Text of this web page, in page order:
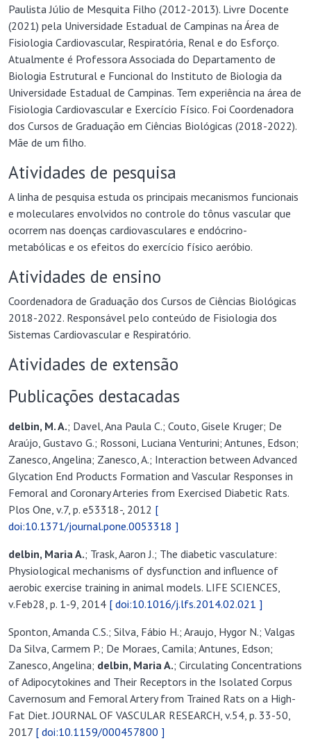
Paulista Júlio de Mesquita Filho (2012-2013). Livre Docente
(2021) pela Universidade Estadual de Campinas na Área de
Fisiologia Cardiovascular, Respiratória, Renal e do Esforço.
Atualmente é Professora Associada do Departamento de
Biologia Estrutural e Funcional do Instituto de Biologia da
Universidade Estadual de Campinas. Tem experiência na área de
Fisiologia Cardiovascular e Exercício Físico. Foi Coordenadora
dos Cursos de Graduação em Ciências Biológicas (2018-2022).
Mãe de um filho.
Atividades de pesquisa
A linha de pesquisa estuda os principais mecanismos funcionais
e moleculares envolvidos no controle do tônus vascular que
ocorrem nas doenças cardiovasculares e endócrino-
metabólicas e os efeitos do exercício físico aeróbio.
Atividades de ensino
Coordenadora de Graduação dos Cursos de Ciências Biológicas
2018-2022. Responsável pelo conteúdo de Fisiologia dos
Sistemas Cardiovascular e Respiratório.
Atividades de extensão
Publicações destacadas
delbin, M. A.; Davel, Ana Paula C.; Couto, Gisele Kruger; De
Araújo, Gustavo G.; Rossoni, Luciana Venturini; Antunes, Edson;
Zanesco, Angelina; Zanesco, A.; Interaction between Advanced
Glycation End Products Formation and Vascular Responses in
Femoral and Coronary Arteries from Exercised Diabetic Rats.
Plos One, v.7, p. e53318-, 2012 [
doi:10.1371/journal.pone.0053318 ]
delbin, MariaA.; Trask, Aaron J.; The diabetic vasculature:
Physiological mechanisms of dysfunction and influence of
aerobic exercise training in animal models. LIFE SCIENCES,
v.Feb28, p. 1-9, 2014 [ doi:10.1016/j.lfs.2014.02.021 ]
Sponton, Amanda C.S.; Silva, Fábio H.; Araujo, Hygor N.; Valgas
Da Silva, Carmem P.; De Moraes, Camila; Antunes, Edson;
Zanesco, Angelina; delbin, MariaA.; Circulating Concentrations
of Adipocytokines and Their Receptors in the Isolated Corpus
Cavernosum and Femoral Artery from Trained Rats on a High-
Fat Diet. JOURNAL OF VASCULAR RESEARCH, v.54, p. 33-50,
2017 [ doi:10.1159/000457800 ]